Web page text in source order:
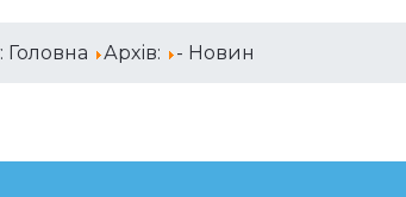
Головна Архів: - Новин